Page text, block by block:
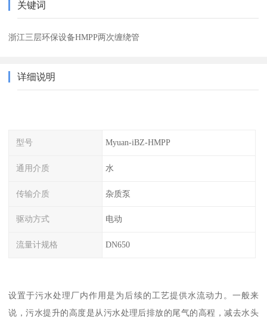
关键词
浙江三层环保设备HMPP两次缠绕管
详细说明
型号 Myuan-iBZ-HMPP
通用介质 水
传输介质 杂质泵
驱动方式 电动
流量计规格 DN650
设置于污水处理厂内作用是为后续的工艺提供水流动力。一般来
说，污水提升的高度是从污水处理后排放的尾气的高程，减去水头